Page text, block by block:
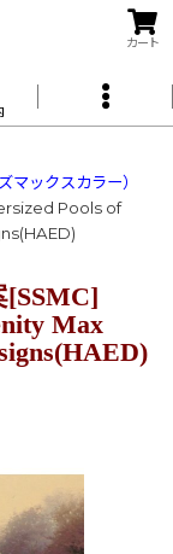
カート
ックスカラー）
Pools of
Max